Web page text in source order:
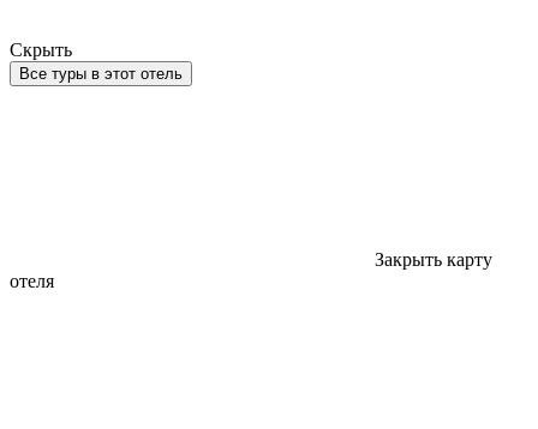
Скрыть
Все туры в этот отель
Закрыть карту
отеля